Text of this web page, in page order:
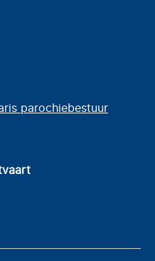
parochiebestuur